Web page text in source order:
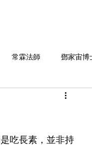
常霖法師 鄧家宙博
暢懷法師
吃長素，並非持